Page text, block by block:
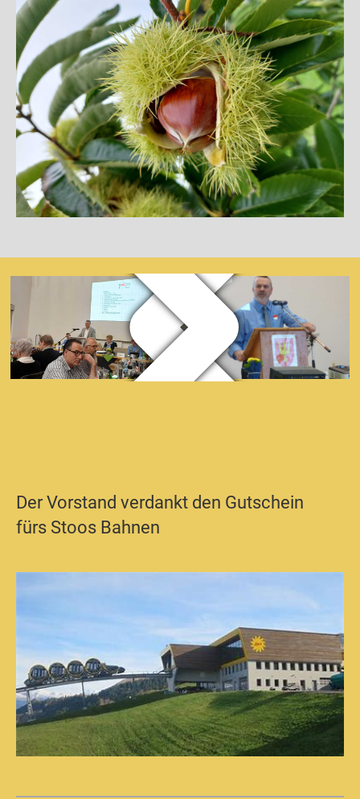
Der Vorstand verdankt den Gutschein
fürs Stoos Bahnen